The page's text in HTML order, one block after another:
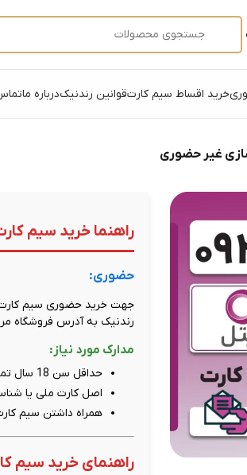
خرید اقساط سیم کارتقوانین رندنیکدرباره ما
غیر حضوری
راهنما خرید سیم
حضوری:
جهت خرید حضوری سیم کارت
رندنیک به آدرس فروشگاه
مدارک مورد نیاز:
حداقل سن 18 سال تمام
اصل کارت ملی یا
همراه داشتن سیم
راهنمای خرید سیم